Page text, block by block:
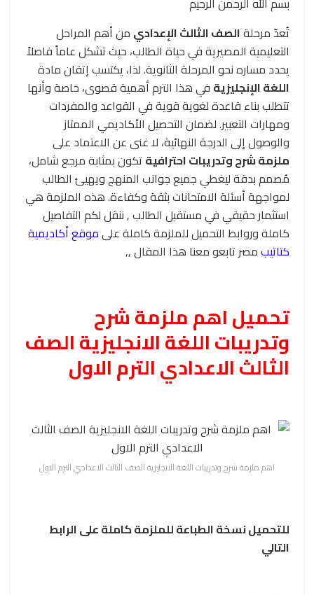
تُعدّ مرحلةالصف الثالث الإعدادي من أهم المراحل
التعليمية المصيرية في حياة الطالب، حيث تشكل عاماً فاصلاً
يحدد مساره نحو المرحلة الثانوية. لذا، يكتسب إتقان مادة
اللغة الإنجليزية في هذا الترم أهمية قصوى، خاصة وأنها
تتطلب بناء قاعدة لغوية قوية في القواعد والمفردات
ومهارات التعبير. لضمان التحصيل الأكاديمي الممتاز
والوصول إلى الدرجة النهائية، لا غنى عن الاعتماد على
ملزمة شرح وتدريبات احترافية تكون بمثابة مرجع شامل،
مُصمم بدقة ليغطي جميع جوانب المنهج ويهيئ الطالب
لمواجهة أسئلة الامتحانات بثقة وكفاءة. هذه الملزمة هي
استثمار حقيقي في مستقبل الطالب , ننقل لكم التفاصيل
كاملة وروابط التحميل للملزمة كاملة علىموقع أكاديمية
كتاتيبمصر تابعو معنا هذا المقال ,,
تحميل اهم ملزمة شرح
وتدريبات اللغة الانجليزية الصف
الثالث الاعدادي الترم الاول
اهم ملزمة شرح وتدريبات اللغة الانجليزية الصف الثالث الاعدادي الترم الاول
للتحميل نسخة الطباعة للملزمة كاملة على الرابط
التالي